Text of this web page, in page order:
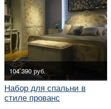
104`390 руб.
Набор для спальни в
стиле прованс